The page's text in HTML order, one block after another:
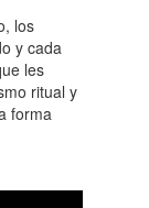
los
y cada
les
ritual y
forma